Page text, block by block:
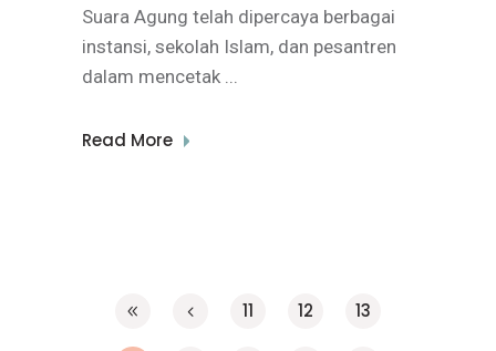
Suara Agung telah dipercaya berbagai
instansi, sekolah Islam, dan pesantren
dalam mencetak
Read More
11 12 13